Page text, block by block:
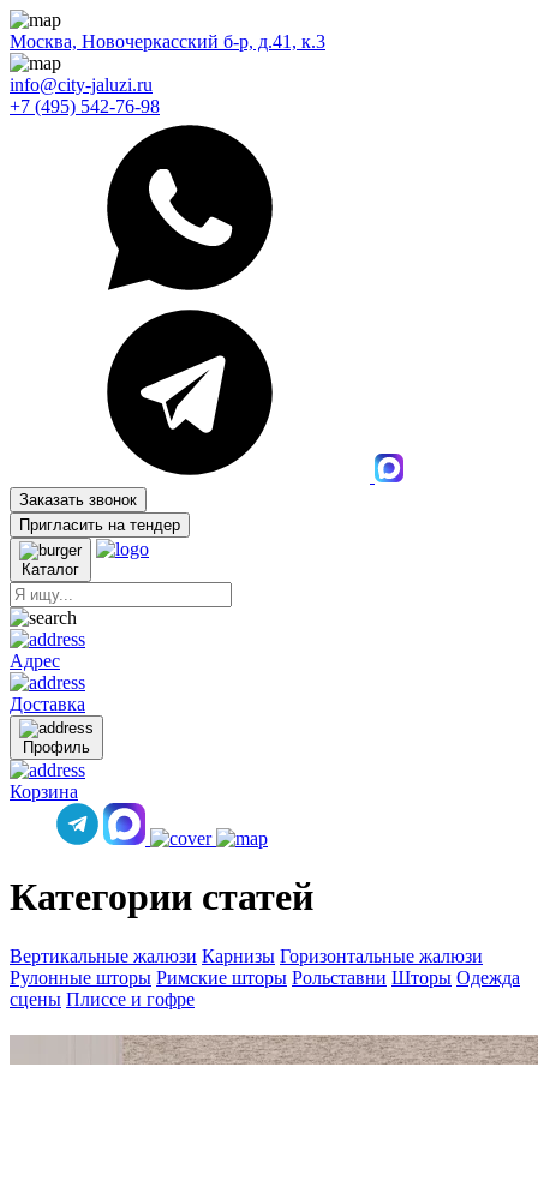
Москва, Новочеркасский б-р, д.41, к.3
info@city-jaluzi.ru
+7 (495) 542-76-98
Заказать звонок
Пригласить на тендер
Каталог
Адрес
Доставка
Профиль
Корзина
Категории статей
Вертикальные жалюзи Карнизы Горизонтальные жалюзи
Рулонные шторы Римские шторы Рольставни Шторы Одежда
сцены Плиссе и гофре